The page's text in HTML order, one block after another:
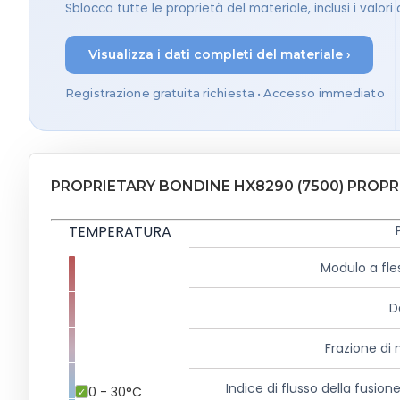
Sblocca tutte le proprietà del materiale, inclusi i
Visualizza i dati completi del materiale ›
Registrazione gratuita richiesta • Accesso immediato
PROPRIETARY BONDINE HX8290 (7500)
TEMPERATURA
0 - 30°C
Modulo a
Frazione di
Indice di flusso della